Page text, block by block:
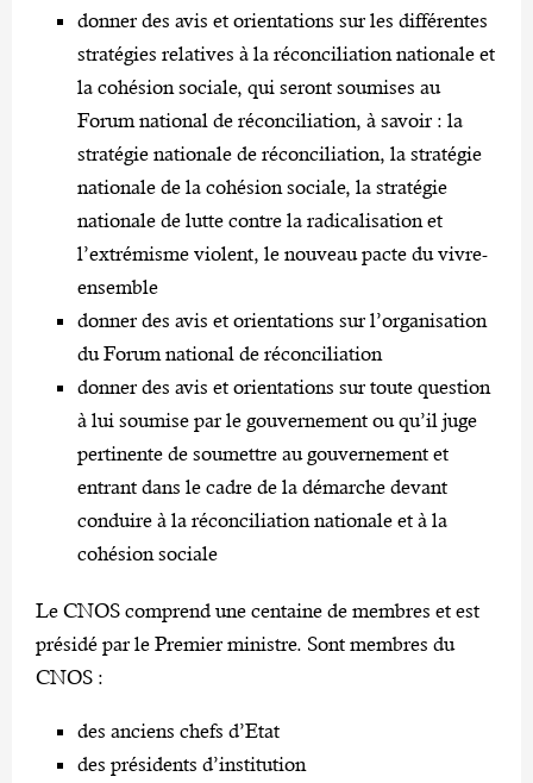
donner des avis et orientations sur les différentes
stratégies relatives à la réconciliation nationale et
la cohésion sociale, qui seront soumises au
Forum national de réconciliation, à savoir : la
stratégie nationale de réconciliation, la stratégie
nationale de la cohésion sociale, la stratégie
nationale de lutte contre la radicalisation et
l’extrémisme violent, le nouveau pacte du vivre-
ensemble
donner des avis et orientations sur l’organisation
du Forum national de réconciliation
donner des avis et orientations sur toute question
à lui soumise par le gouvernement ou qu’il juge
pertinente de soumettre au gouvernement et
entrant dans le cadre de la démarche devant
conduire à la réconciliation nationale et à la
cohésion sociale
Le CNOS comprend une centaine de membres et est
présidé par le Premier ministre. Sont membres du
CNOS :
des anciens chefs d’Etat
des présidents d’institution